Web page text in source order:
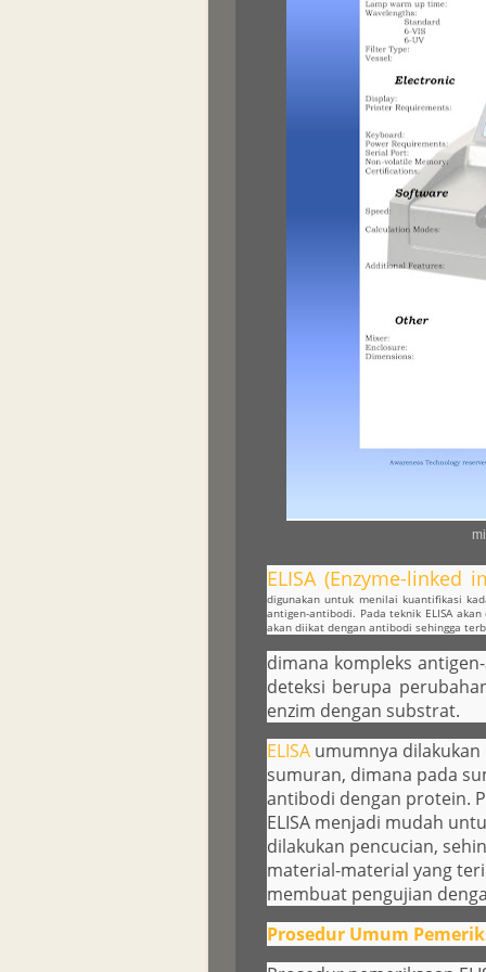
ELISA (Enzyme-linked
digunakan untuk menilai kuantifikasi
antigen-antibodi. Pada teknik ELISA
akan diikat dengan antibodi sehingga
dimana kompleks
deteksi berupa
enzim dengan substrat.
ELISA umumnya
sumuran, dimana pada
antibodi dengan protein.
ELISA menjadi mudah
dilakukan pencucian,
material-material yang
membuat pengujian
Prosedur Umum